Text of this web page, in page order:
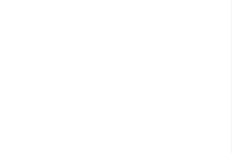
je 5 z 5 hvězdiček.